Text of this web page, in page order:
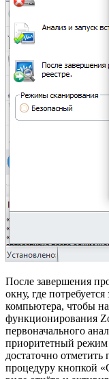
После завершения
окну, где
компьютера, чтобы
функционирования
первоначального
приоритетный режим
достаточно
процедуру кнопкой